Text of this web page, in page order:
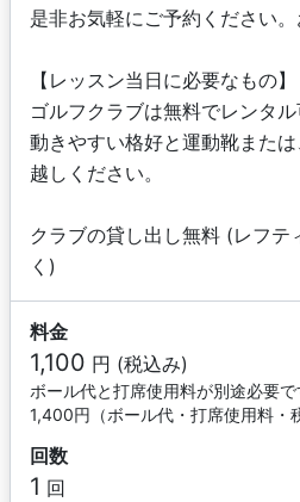
是非お気軽にご予約ください
【レッスン当日に必要なもの】
ゴルフクラブは無料でレンタル
動きやすい格好と運動靴また
越しください。
クラブの貸し出し無料 (レフテ
く)
料金
1,100 円 (税込み)
ボール代と打席使用料が別途必要
1,400円（ボール代・打席使用料・
回数
1 回